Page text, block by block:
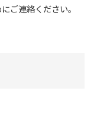
ご連絡ください。